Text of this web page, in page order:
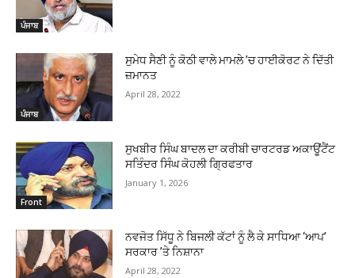
ਪੰਜਾਬ
ਪੰਜਾਬ
ਸੁਮੇਧ ਸੈਣੀ ਨੂੰ ਕੋਠੀ ਵਾਲੇ ਮਾਮਲੇ ’ਚ ਹਾਈਕੋਰਟ ਨੇ ਦਿੱਤੀ
ਜ਼ਮਾਨਤ
April 28, 2022
Front
ਸੁਖਬੀਰ ਸਿੰਘ ਬਾਦਲ ਦਾ ਕਰੀਬੀ ਚਾਰਟਰਡ ਅਕਾਊਂਟੈਂਟ
ਸਤਿੰਦਰ ਸਿੰਘ ਕੋਹਲੀ ਗਿ੍ਰਫਤਾਰ
January 1, 2026
ਨਵਜੋਤ ਸਿੱਧੂ ਨੇ ਬਿਜਲੀ ਕੱਟਾਂ ਨੂੰ ਲੈ ਕੇ ਸਾਧਿਆ ‘ਆਪ’
ਸਰਕਾਰ ’ਤੇ ਨਿਸ਼ਾਨਾ
April 28, 2022